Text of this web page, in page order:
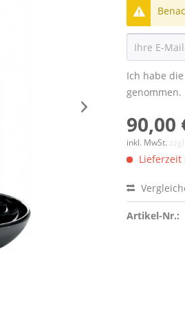
Ich habe
genommen.
90,00
inkl. MwSt.
Lieferzeit
Artikel-Nr.: